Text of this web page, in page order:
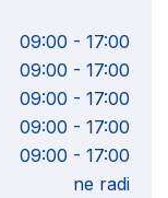
09:00 - 17:00
09:00 - 17:00
09:00 - 17:00
09:00 - 17:00
09:00 - 17:00
ne radi